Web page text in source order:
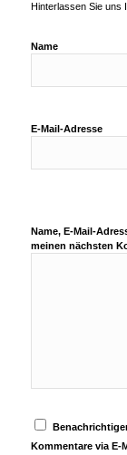
Hinterlassen Sie uns
Name
E-Mail-Adresse
Name, E-Mail-
meinen nächsten
Kommentare via E-